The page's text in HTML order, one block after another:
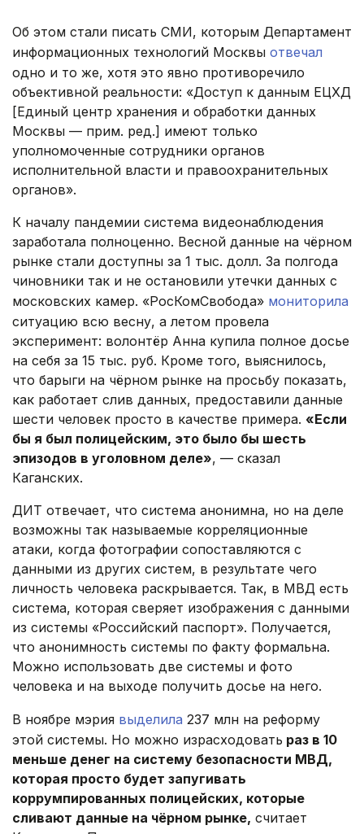
Об этом стали писать СМИ, которым Департамент
информационных технологий Москвы отвечал
одно и то же, хотя это явно противоречило
объективной реальности: «Доступ к данным ЕЦХД
[Единый центр хранения и обработки данных
Москвы — прим. ред.] имеют только
уполномоченные сотрудники органов
исполнительной власти и правоохранительных
органов».
К началу пандемии система видеонаблюдения
заработала полноценно. Весной данные на чёрном
рынке стали доступны за 1 тыс. долл. За полгода
чиновники так и не остановили утечки данных с
московских камер. «РосКомСвобода» мониторила
ситуацию всю весну, а летом провела
эксперимент: волонтёр Анна купила полное досье
на себя за 15 тыс. руб. Кроме того, выяснилось,
что барыги на чёрном рынке на просьбу показать,
как работает слив данных, предоставили данные
шести человек просто в качестве примера. «Если
бы я был полицейским, это было бы шесть
эпизодов в уголовном деле», — сказал
Каганских.
ДИТ отвечает, что система анонимна, но на деле
возможны так называемые корреляционные
атаки, когда фотографии сопоставляются с
данными из других систем, в результате чего
личность человека раскрывается. Так, в МВД есть
система, которая сверяет изображения с данными
из системы «Российский паспорт». Получается,
что анонимность системы по факту формальна.
Можно использовать две системы и фото
человека и на выходе получить досье на него.
В ноябре мэрия выделила 237 млн на реформу
этой системы. Но можно израсходовать раз в 10
меньше денег на систему безопасности МВД,
которая просто будет запугивать
коррумпированных полицейских, которые
сливают данные на чёрном рынке, считает